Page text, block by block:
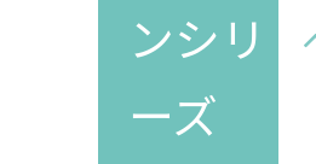
ンシリ
ーズ